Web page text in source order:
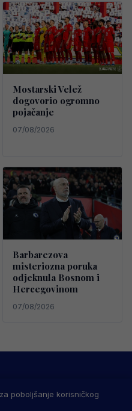
Mostarski Velež
dogovorio ogromno
pojačanje
07/08/2026
Barbarezova
misteriozna poruka
odjeknula Bosnom i
Hercegovinom
07/08/2026
USLOVI KORIŠTENJA
poboljšanje korisničkog